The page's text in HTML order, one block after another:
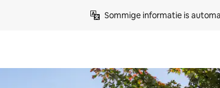
Sommige informatie is